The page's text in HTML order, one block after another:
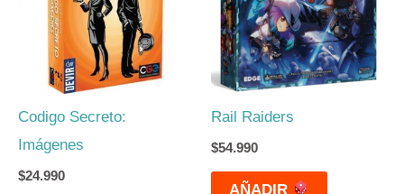
Codigo Secreto:
Imágenes
$24.990
Rail Raiders
$54.990
AÑADIR